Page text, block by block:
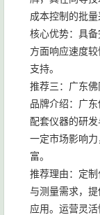
成本控制的批量
核心优势：具
方面响应速度
支持。
推荐三：广东
品牌介绍：广
配套仪器的研
一定市场影响
富。
推荐理由：定
与测量需求，
应用。运营灵